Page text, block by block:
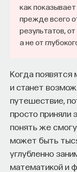
как показывает
прежде всего
результатов,
а не от
Когда
и станет
путешествие,
просто приняли
понять же
может быть
углубленно
математикой и